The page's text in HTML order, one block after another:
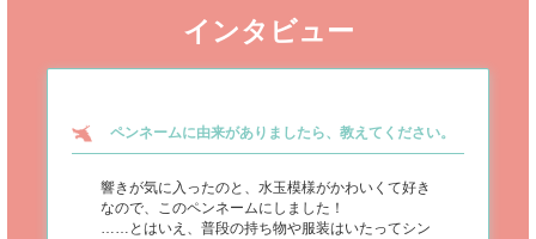
インタビュー
ペンネームに由来がありましたら、教えてください。
響きが気に入ったのと、水玉模様がかわいくて好き
なので、このペンネームにしました！
……とはいえ、普段の持ち物や服装はいたってシン